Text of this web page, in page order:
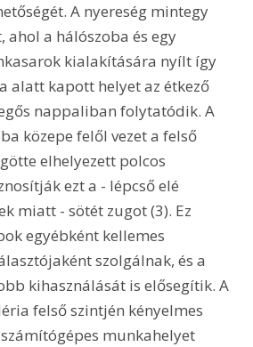
A nyereség mintegy
a hálószoba és egy
kialakítására nyílt így
alatt kapott helyet az étkező
nappaliban folytatódik. A
közepe felől vezet a felső
elhelyezett polcos
ezt a - lépcső elé
miatt - sötét zugot (3). Ez
egyébként kellemes
szolgálnak, és a
kihasználását is elősegítik. A
felső szintjén kényelmes
munkahelyet